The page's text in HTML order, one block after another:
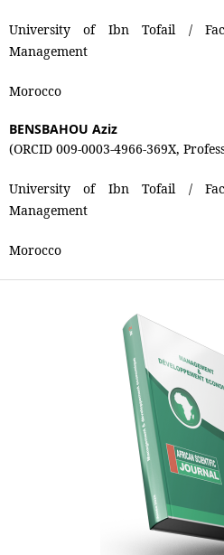
University of Ibn Tofail /
Management
Morocco
BENSBAHOU Aziz
(ORCID 009-0003-4966-369X,
University of Ibn Tofail /
Management
Morocco